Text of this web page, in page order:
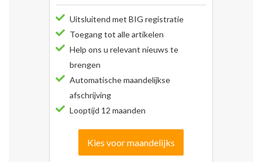
Uitsluitend met BIG registratie
Toegang tot alle artikelen
Help ons u relevant nieuws te
brengen
Automatische maandelijkse
afschrijving
Looptijd 12 maanden
Kies voor maandelijks